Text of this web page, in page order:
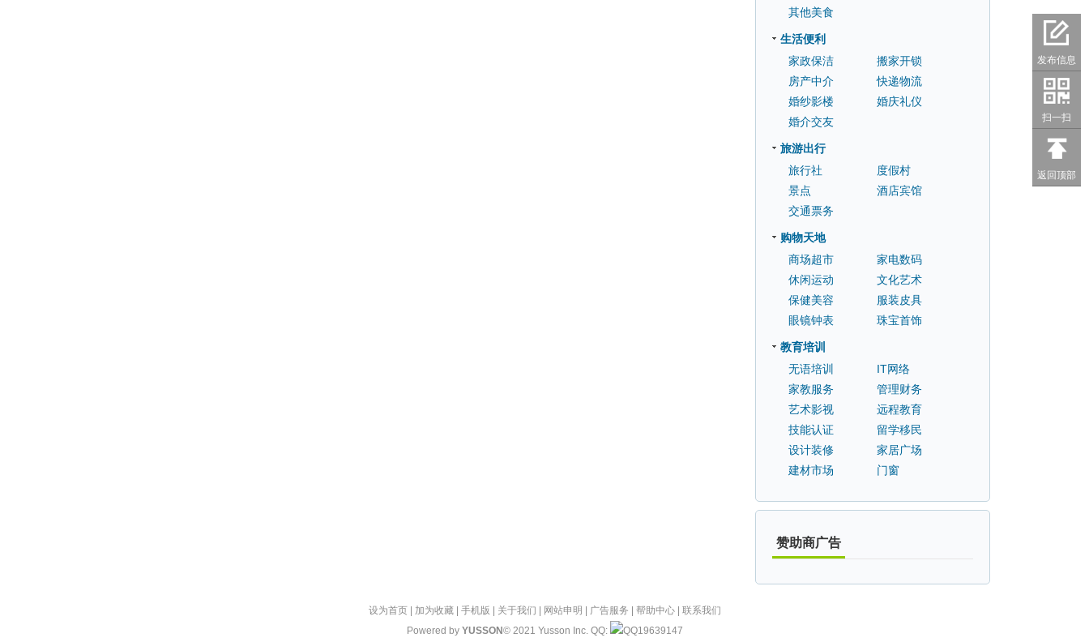
其他美食
生活便利
家政保洁
搬家开锁
房产中介
快递物流
婚纱影楼
婚庆礼仪
婚介交友
旅游出行
旅行社
度假村
景点
酒店宾馆
交通票务
购物天地
商场超市
家电数码
休闲运动
文化艺术
保健美容
服装皮具
眼镜钟表
珠宝首饰
教育培训
无语培训
IT网络
家教服务
管理财务
艺术影视
远程教育
技能认证
留学移民
设计装修
家居广场
建材市场
门窗
赞助商广告
设为首页| 加为收藏| 手机版 关于我们 网站申明 广告服务 帮助中心| 联系我们
Powered by YUSSON© 2021 Yusson Inc. QQ: 19639147
发布信息
扫一扫
返回顶部